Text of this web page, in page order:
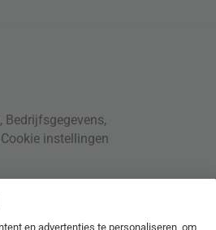
, Bedrijfsgegevens,
Cookie instellingen